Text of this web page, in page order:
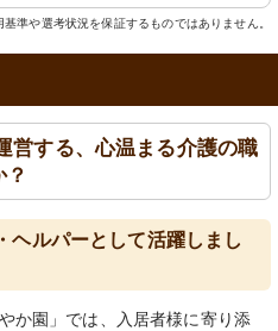
準や選考状況を保証するものではありません。
営する、心温まる介護の職
ヘルパーとして活躍しまし
か園」では、入居者様に寄り添